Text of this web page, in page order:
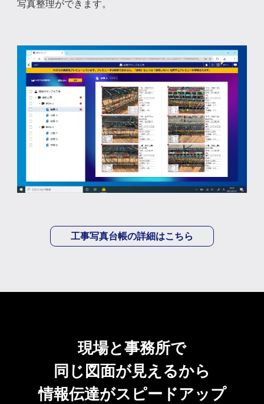
写真整理ができます。
工事写真台帳の詳細はこちら
現場と事務所で
同じ図面が見えるから
情報伝達がスピードアップ